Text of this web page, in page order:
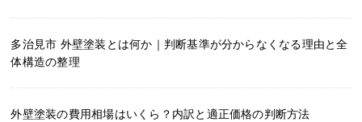
多治見市 外壁塗装とは何か｜判断基準が分からなくなる理由と全
体構造の整理
外壁塗装の費用相場はいくら？内訳と適正価格の判断方法